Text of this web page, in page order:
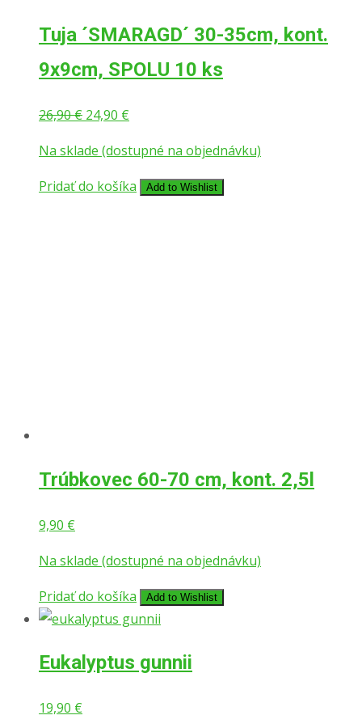
Tuja ´SMARAGD´ 30-35cm, kont.
9x9cm, SPOLU 10 ks
26,90€ Pôvodná
bola:
26,90 €.
24,90 €
je:
24,90 €.
Na sklade (dostupné na objednávku)
Pridať do košíka
Add to Wishlist
Trúbkovec 60-70 cm, kont. 2,5l
9,90 €
Na sklade (dostupné na objednávku)
Pridať do košíka
Add to Wishlist
Eukalyptus gunnii
19,90 €